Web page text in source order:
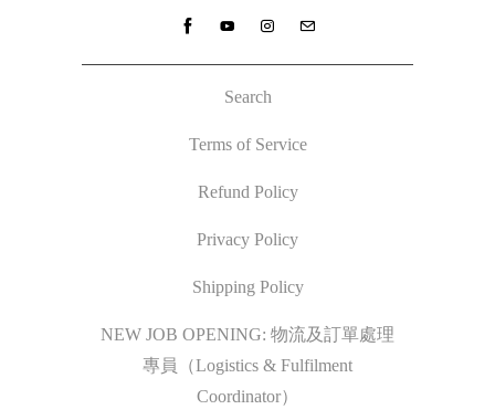
Search
Terms of Service
Refund Policy
Privacy Policy
Shipping Policy
NEW JOB OPENING: 物流及訂單處理
專員（Logistics & Fulfilment
Coordinator）